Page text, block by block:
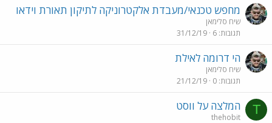
מחפש טכנאי/מעבדת אלקטרוניקה לתיקון תאורת וידאו
שיח סלימאן
תגובות 6
31/12/19
הי דרומה לאילת
שיח סלימאן
תגובות 0
21/12/19
T המלצה על ווסט
thehobit